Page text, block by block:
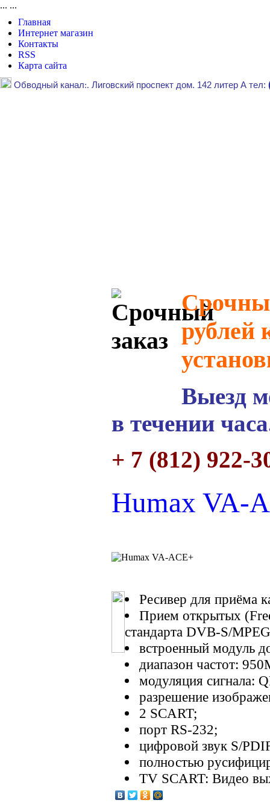
... ...
Главная
Интернет магазин
Контакты
RSS
Карта сайта
Обводный канал:. Лиговский проспект дом. 142 литер А тел:
рублей
Выезд
в течении
+ 7 (812) 922-
Humax VA-
Ресивер для
Прием открытых
стандарта DVB-S/
встроенный модуль
диапазон частот:
модуляция сигнала:
разрешение
2 SCART;
порт RS-232;
цифровой звук S/
полностью
TV SCART: Видео